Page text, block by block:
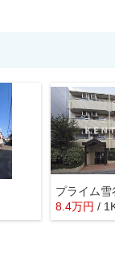
プライム雪
8.4万円 /